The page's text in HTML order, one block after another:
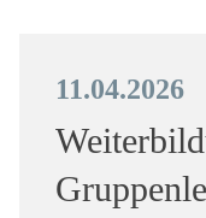
11.04.2026